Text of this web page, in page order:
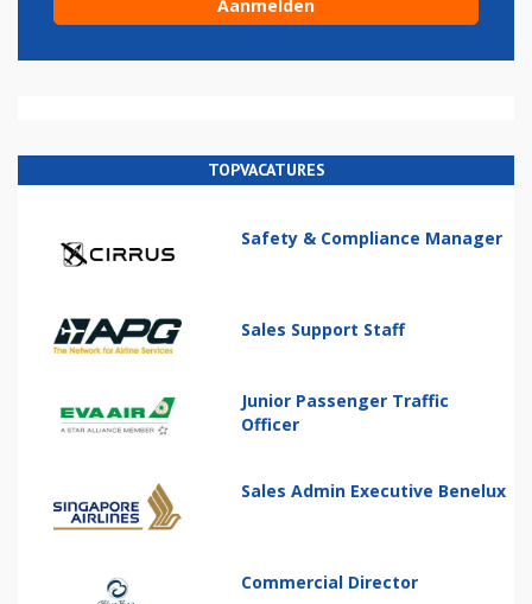
TOPVACATURES
Safety & Compliance Manager
Sales Support Staff
Junior Passenger Traffic
Officer
Sales Admin Executive Benelux
Commercial Director